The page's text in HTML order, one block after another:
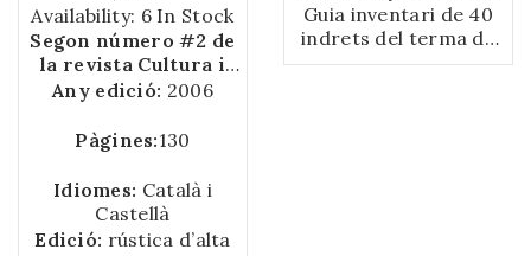
Availability: 6 In Stock
Segon número #2 de
la revista Cultura i
Paisatge a la Ruta del
Any edició: 2006
Pàgines:130
Idiomes: Català i
Castellà
Edició: rústica d’alta
Guia inventari de 40
indrets del terma de
Figuerola del Camp